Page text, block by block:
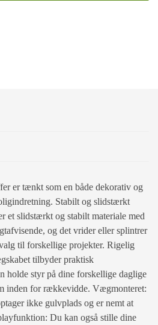
er tænkt som en både dekorativ og
Stabilt og slidstærkt
et slidstærkt og stabilt materiale med
og det vrider eller splintrer
til forskellige projekter. Rigelig
tilbyder praktisk
holde styr på dine forskellige daglige
inden for rækkevidde. Vægmonteret:
ikke gulvplads og er nemt at
Du kan også stille dine